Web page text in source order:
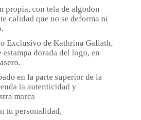
propia, con tela de algodon
calidad que no se deforma ni
Exclusivo de Kathrina Galiath,
dorada del logo, en
en la parte superior de la
la autenticidad y
marca
tu personalidad,